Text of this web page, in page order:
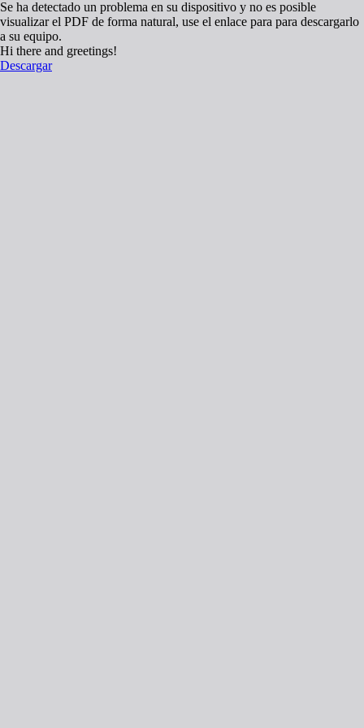
Se ha detectado un problema en su dispositivo y no es posible
visualizar el PDF de forma natural, use el enlace para para descargarlo
a su equipo.
Hi there and greetings!
Descargar